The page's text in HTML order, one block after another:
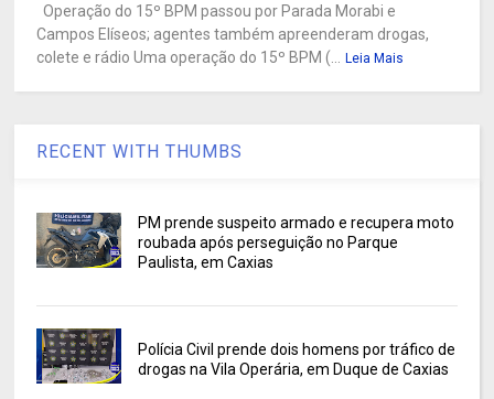
Operação do 15º BPM passou por Parada Morabi e
Campos Elíseos; agentes também apreenderam drogas,
colete e rádio Uma operação do 15º BPM (...
Leia Mais
RECENT WITH THUMBS
PM prende suspeito armado e recupera moto
roubada após perseguição no Parque
Paulista, em Caxias
Polícia Civil prende dois homens por tráfico de
drogas na Vila Operária, em Duque de Caxias